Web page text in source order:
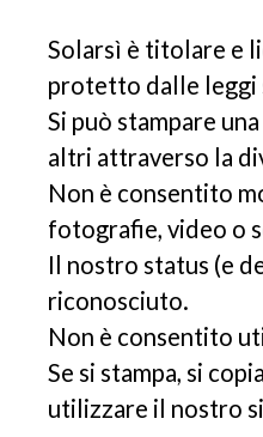
Solarsì è titolare e
protetto dalle leggi
Si può stampare
altri attraverso la
Non è consentito
fotografie, video o
Il nostro status (e
riconosciuto.
Non è consentito
Se si stampa, si
utilizzare il nostro